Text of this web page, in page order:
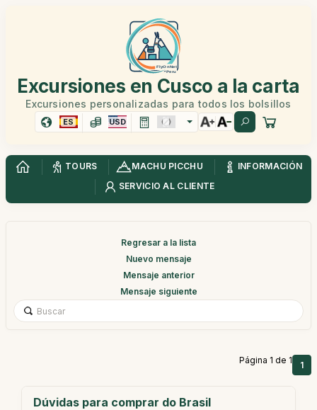
Excursiones en Cusco a la carta
Excursiones personalizadas para todos los bolsillos
ES USD
TOURS MACHU PICCHU
INFORMACIÓN
SERVICIO AL CLIENTE
Regresar a la lista
Nuevo mensaje
Mensaje anterior
Mensaje siguiente
Página 1 de 1 1
Dúvidas para comprar do Brasil